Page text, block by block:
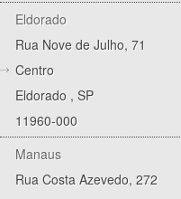
Eldorado
Rua Nove de Julho, 71
Centro
Eldorado , SP
11960-000
Manaus
Rua Costa Azevedo, 272